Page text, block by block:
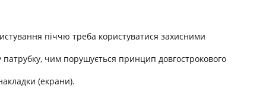
піччю треба користуватися захисними
чим порушується принцип довгострокового
(екрани).